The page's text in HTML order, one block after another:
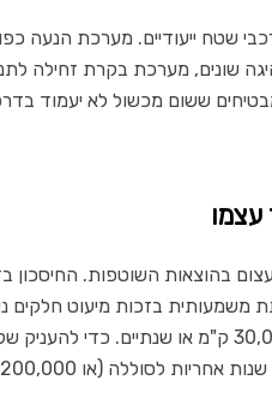
שונים, מערכת בקרת זחילה
מקסימלי של 30.5 ס"מ וצמיגי שטח (50/50) מבטיחים ששום
בזכות מיעוט חלקים
וטיפולים יקרים, כאשר מרווח הטיפולים עומד על